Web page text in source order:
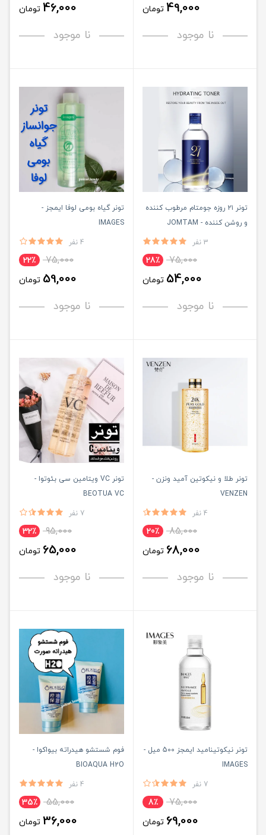
49,000 تومان
نا موجود
46,000 تومان
نا موجود
تونر ۲۱ روزه جومتام مرطوب کننده
و روشن کننده - JOMTAM
3 نفر
75,000 28٪
54,000 تومان
نا موجود
تونر گیاه بومی لوفا ایمجز -
IMAGES
4 نفر
75,000 22٪
59,000 تومان
نا موجود
تونر طلا و نیکوتین آمید ونزن -
VENZEN
4 نفر
85,000 20٪
68,000 تومان
نا موجود
تونر VC ویتامین سی بئوتوا -
BEOTUA VC
7 نفر
95,000 32٪
65,000 تومان
نا موجود
تونر نیکوتینامید ایمجز 500 میل -
IMAGES
7 نفر
75,000 8٪
69,000 تومان
فوم شستشو هیدراته بیواکوا -
BIOAQUA H2O
4 نفر
55,000 35٪
36,000 تومان